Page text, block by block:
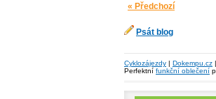
« Předchozí
Psát blog
Cyklozájezdy | Dokempu.cz |
Perfektní funkční oblečení